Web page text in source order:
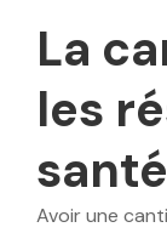
La
les
santé
Avoir une